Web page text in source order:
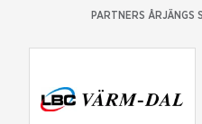
PARTNERS ÅRJÄNGS